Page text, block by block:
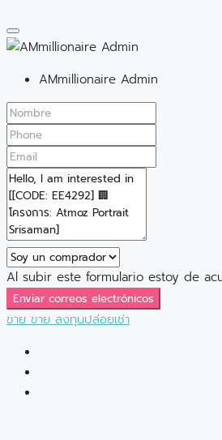
AMmillionaire Admin
Al subir este formulario estoy de
Enviar correos electrónicos
ขาย ขาย ลงทุนปล่อยเช่า